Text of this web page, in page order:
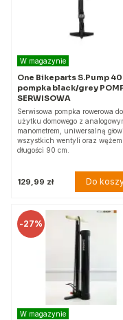
W magazynie
One Bikeparts S.Pump 40
pompka black/grey
SERWISOWA
Serwisowa pompka rowerowa do
użytku domowego z
manometrem, uniwersalną
wszystkich wentyli oraz wężem
długości 90 cm.
129,99 zł Do
-27%
W magazynie